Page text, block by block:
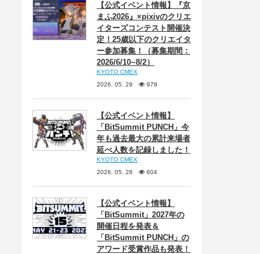
【公式イベント情報】『京
まふ2026』×pixivのクリエ
イターズコンテスト開催決
定！25歳以下のクリエイタ
ー参加募集！（募集期間：
2026/6/10~8/2）
KYOTO CMEX
2026. 05. 29
978
【公式イベント情報】
「BitSummit PUNCH」今
年も過去最大の累計来場者
延べ人数を記録しました！
KYOTO CMEX
2026. 05. 28
604
【公式イベント情報】
「BitSummit」2027年の
開催日程を発表＆
「BitSummit PUNCH」の
アワード受賞作品も発表！